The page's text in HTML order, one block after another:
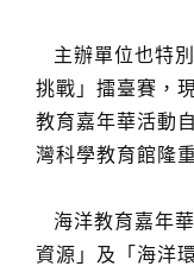
主辦單位也特
挑戰」擂臺賽，
教育嘉年華活動
灣科學教育館隆
海洋教育嘉年
資源」及「海洋